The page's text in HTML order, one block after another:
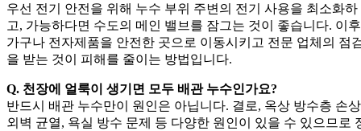
우선 전기 안전을 위해 누수 부위 주변의 전기 사용을 최소화하
고, 가능하다면 수도의 메인 밸브를 잠그는 것이 좋습니다. 이후
가구나 전자제품을 안전한 곳으로 이동시키고 전문 업체의 점
을 받는 것이 피해를 줄이는 방법입니다.
Q. 천장에 얼룩이 생기면 모두 배관 누수인가요?
반드시 배관 누수만이 원인은 아닙니다. 결로, 옥상 방수층 손
외벽 균열, 욕실 방수 문제 등 다양한 원인이 있을 수 있으므로